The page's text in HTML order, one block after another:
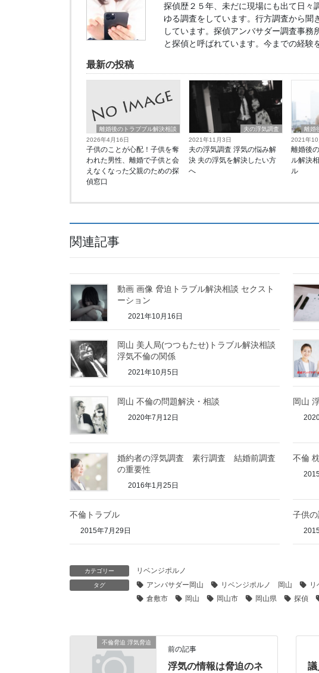
探偵歴２５年、未だに現場にも出て日々
ゆる調査をしています。行方調査から聞
しています。探偵アンバサダー調査事
と探偵と呼ばれています。今までの経験
最新の投稿
離婚後のトラブブル解決相談
2026年4月16日
子供のことが心配！子供を奪
われた男性、離婚で子供と会
えなくなった父親のための探
偵窓口
夫の浮気調査
2021年11月3日
夫の浮気調査 浮気の悩み解
決 夫の浮気を解決したい方
へ
離婚
2021年10
離婚後
ル解決
ル
関連記事
動画 画像 脅迫トラブル解決相談 セクスト
ーション
2021年10月16日
岡山 美人局(つつもたせ)トラブル解決相談
浮気不倫の関係
2021年10月5日
岡山 不倫の問題解決・相談
2020年7月12日
岡山
婚約者の浮気調査 素行調査 結婚前調査
の重要性
2016年1月25日
不倫
不倫トラブル
2015年7月29日
子供
カテゴリー リベンジポルノ
タグ アンバサダー岡山 リベンジポルノ 岡山
倉敷市
岡山 岡山市 岡山県 探偵
不倫脅迫 浮気脅迫
前の記事
浮気の情報は脅迫のネ